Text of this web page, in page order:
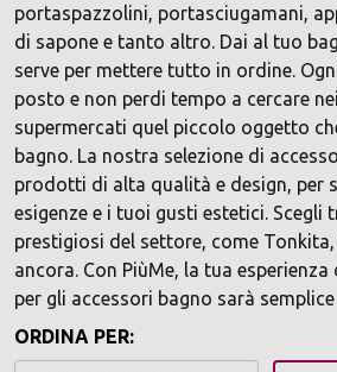
portaspazzolini, portasciugamani,
di sapone e tanto altro. Dai al tuo
serve per mettere tutto in ordine.
posto e non perdi tempo a cercare
supermercati quel piccolo oggetto
bagno. La nostra selezione di
prodotti di alta qualità e design, per
esigenze e i tuoi gusti estetici. Scegli
prestigiosi del settore, come
ancora. Con PiùMe, la tua
per gli accessori bagno sarà semplice
ORDINA PER: